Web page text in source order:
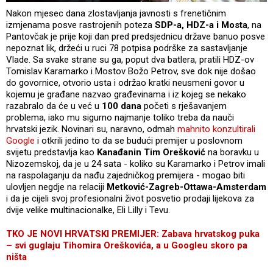
Nakon mjesec dana zlostavljanja javnosti s frenetičnim
izmjenama posve rastrojenih poteza SDP-a, HDZ-a i Mosta, na
Pantovčak je prije koji dan pred predsjednicu države banuo posve
nepoznat lik, držeći u ruci 78 potpisa podrške za sastavljanje
Vlade. Sa svake strane su ga, poput dva batlera, pratili HDZ-ov
Tomislav Karamarko i Mostov Božo Petrov, sve dok nije došao
do govornice, otvorio usta i održao kratki neusmeni govor u
kojemu je građane nazvao građevinama i iz kojeg se nekako
razabralo da će u već u 100 dana početi s rješavanjem
problema, iako mu sigurno najmanje toliko treba da nauči
hrvatski jezik. Novinari su, naravno, odmah mahnito konzultirali
Google i otkrili jedino to da se budući premijer u poslovnom
svijetu predstavlja kao Kanađanin Tim Orešković na boravku u
Nizozemskoj, da je u 24 sata - koliko su Karamarko i Petrov imali
na raspolaganju da nađu zajedničkog premijera - mogao biti
ulovljen negdje na relaciji Metković-Zagreb-Ottawa-Amsterdam
i da je cijeli svoj profesionalni život posvetio prodaji lijekova za
dvije velike multinacionalke, Eli Lilly i Tevu.
TKO JE NOVI HRVATSKI PREMIJER: Zabava hrvatskog puka
– svi guglaju Tihomira Oreškovića, a u Googleu skoro pa
ništa